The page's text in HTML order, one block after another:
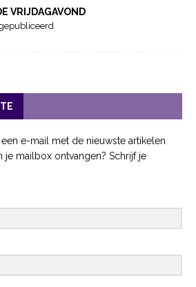
VRIJDAGAVOND
e-mail met de nieuwste artikelen
je mailbox ontvangen? Schrijf je